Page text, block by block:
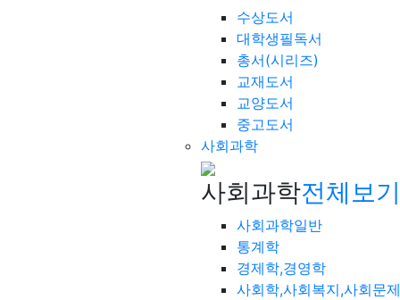
수상도서
대학생필독서
총서(시리즈)
교재도서
교양도서
중고도서
사회과학
사회과학전체보
사회과학일반
통계학
경제학,경영학
사회학,사회복지,사회문제